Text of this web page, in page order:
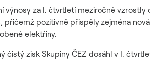
výnosy za I. čtvrtletí meziročně
přičemž pozitivně přispěly zejména
elektřiny.
čistý zisk Skupiny ČEZ dosáhl v I.